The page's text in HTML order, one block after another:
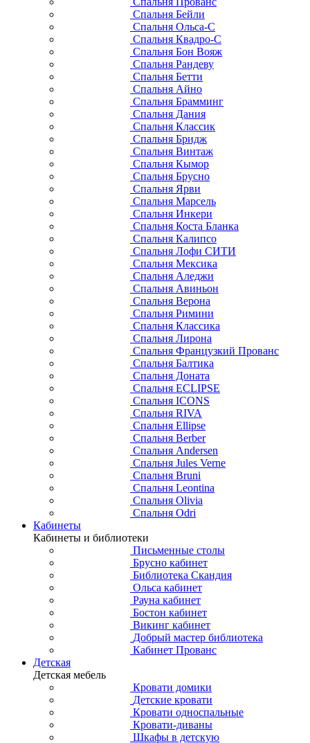
Спальня Бейли
Спальня Ольса-С
Спальня Квадро-С
Спальня Бон Вояж
Спальня Рандеву
Спальня Бетти
Спальня Айно
Спальня Брамминг
Спальня Дания
Спальня Классик
Спальня Бридж
Спальня Винтаж
Спальня Кымор
Спальня Брусно
Спальня Ярви
Спальня Марсель
Спальня Инкери
Спальня Коста Бланка
Спальня Калипсо
Спальня Лофи СИТИ
Спальня Мексика
Спальня Аледжи
Спальня Авиньон
Спальня Верона
Спальня Римини
Спальня Классика
Спальня Лирона
Спальня Французкий Прованс
Спальня Балтика
Спальня Доната
Спальня ECLIPSE
Спальня ICONS
Спальня RIVA
Спальня Ellipse
Спальня Berber
Спальня Andersen
Спальня Jules Verne
Спальня Bruni
Спальня Leontina
Спальня Olivia
Спальня Odri
Кабинеты
Кабинеты и библиотеки
Письменные столы
Брусно кабинет
Библиотека Скандия
Ольса кабинет
Рауна кабинет
Бостон кабинет
Викинг кабинет
Добрый мастер библиотека
Кабинет Прованс
Детская
Детская мебель
Кровати домики
Детские кровати
Кровати односпальные
Кровати-диваны
Шкафы в детскую